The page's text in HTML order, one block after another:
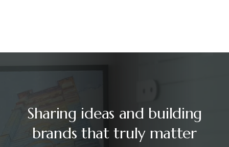
Sharing ideas and building
brands that truly matter